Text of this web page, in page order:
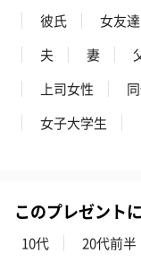
彼氏
女友達
夫
妻
上司女性
女子大学生
このプレゼント
10代 20代前半